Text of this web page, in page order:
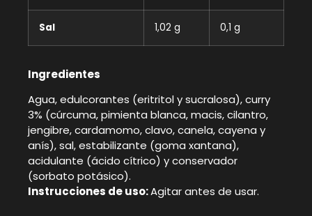
Sal 1,02 g 0,1 g
Ingredientes
Agua, edulcorantes (eritritol y sucralosa), curry
3% (cúrcuma, pimienta blanca, macis, cilantro,
jengibre, cardamomo, clavo, canela, cayena y
anís), sal, estabilizante (goma xantana),
acidulante (ácido cítrico) y conservador
(sorbato potásico).
Instrucciones de uso:Agitar antes de usar.